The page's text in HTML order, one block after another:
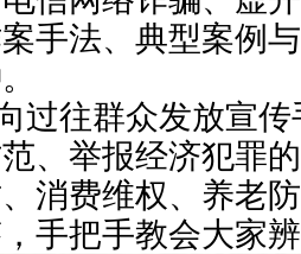
手法、典型案例
过往群众发放宣
、举报经济犯罪
消费维权、养老
手把手教会大家